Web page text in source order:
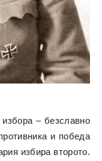
– безславно
и победа
избира второто.